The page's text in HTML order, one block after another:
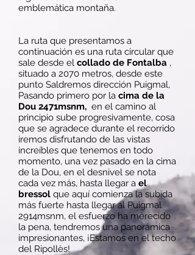
emblemática montaña.
La ruta que presentamos a
continuación es una ruta circular que
sale desde el collado de Fontalba ,
situado a 2070 metros, desde este
punto Saldremos dirección Puigmal,
Pasando primero por la cima de la
Dou 2471msnm, en el camino al
principio sube progresivamente, cosa
que se agradece durante el recorrido
iremos disfrutando de las vistas
increíbles que tenemos en todo
momento, una vez pasado en la cima
de la Dou, en el desnivel se nota
cada vez más, hasta llegar a el
bressol que aquí comienza la subida
más fuerte hasta llegar al Puigmal
2914msnm, el esfuerzo ha merecido
la pena, tendremos una panorámica
impresionantes, ¡Estamos en el techo
del Ripollès!